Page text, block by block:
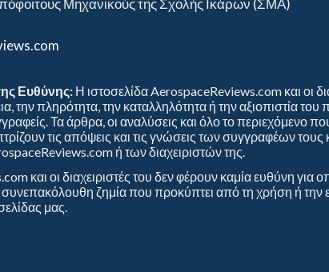
Μηχανικούς της Σχολής Ικάρων (ΣΜΑ)
Ευθύνης:Η ιστοσελίδα AerospaceReviews.com και οι
την πληρότητα, την καταλληλότητα ή την αξιοπιστία
Τα άρθρα, οι αναλύσεις και όλο το περιεχόμενο
τις απόψεις και τις γνώσεις των συγγραφέων τους
ή των διαχειριστών της.
και οι διαχειριστές του δεν φέρουν καμία ευθύνη για
συνεπακόλουθη ζημία που προκύπτει από τη χρήση ή
μας.